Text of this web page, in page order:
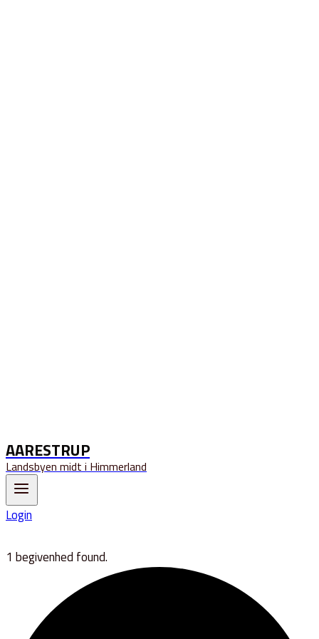
AARESTRUP
Landsbyen midt i Himmerland
Login
1 begivenhed found.